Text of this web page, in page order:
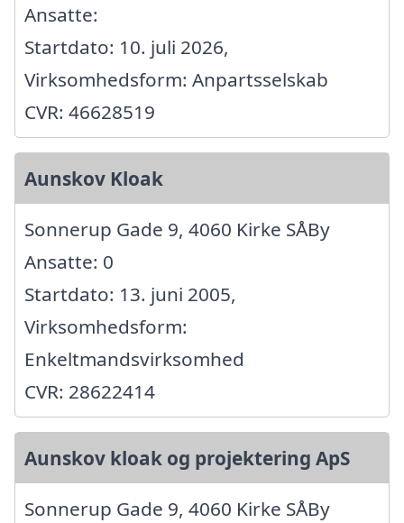
Ansatte:
Startdato: 10. juli 2026,
Virksomhedsform: Anpartsselskab
CVR: 46628519
Aunskov Kloak
Sonnerup Gade 9, 4060 Kirke SÅBy
Ansatte: 0
Startdato: 13. juni 2005,
Virksomhedsform:
Enkeltmandsvirksomhed
CVR: 28622414
Aunskov kloak og projektering ApS
Sonnerup Gade 9, 4060 Kirke SÅBy